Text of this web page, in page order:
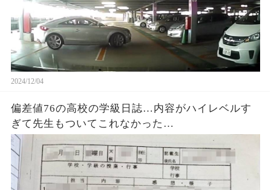
2024/12/04
偏差値76の高校の学級日誌…内容がハイレベルす
ぎて先生もついてこれなかった…